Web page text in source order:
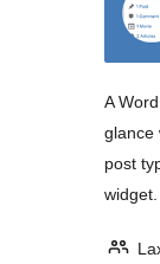
A
glance
post
widget.